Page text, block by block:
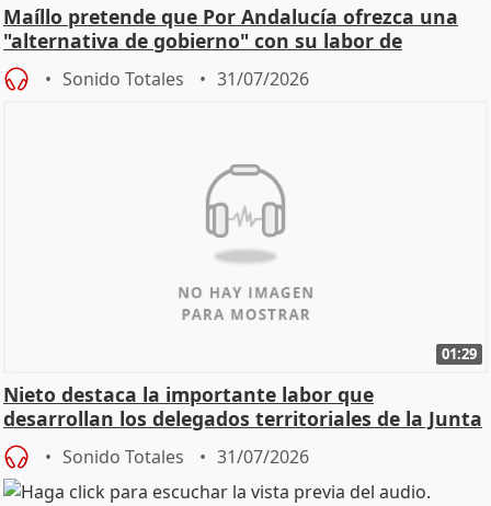
Maíllo pretende que Por Andalucía ofrezca una
"alternativa de gobierno" con su labor de
oposición
Sonido Totales 31/07/2026
01:29
Nieto destaca la importante labor que
desarrollan los delegados territoriales de la Junta
Sonido Totales 31/07/2026